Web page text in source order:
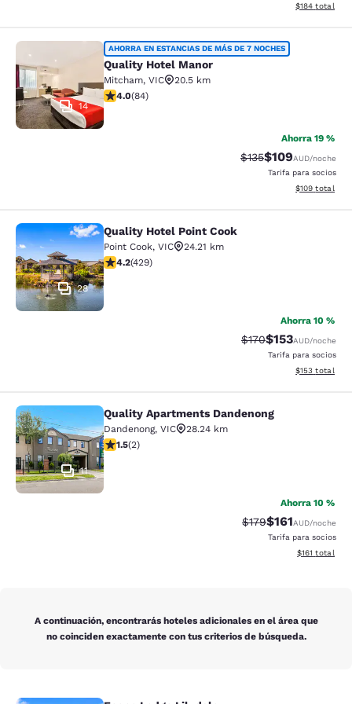
Ver detalles
$184 total
Quality Hotel Manor
14
AHORRA EN ESTANCIAS DE MÁS DE 7 NOCHES
Quality Hotel Manor
Mitcham, VIC
20.5 km
calificación de 3.95 estrellas. Bueno. 84 reseñas
4.0(84)
Ahorra 19 %
Precio tachado:
$135Precio con
$109AUD/noche
Tarifa para socios
Ver detalles
$109 total
Quality Hotel Point Cook
28
Quality Hotel Point Cook
Point Cook, VIC
24.21 km
calificación de 4.19 estrellas. Muy bueno. 429 reseñas
4.2(429)
Ahorra 10 %
Precio tachado:
$170Precio con
$153AUD/noche
Tarifa para socios
Ver detalles
$153 total
Quality Apartments Dandenong
11
Quality Apartments Dandenong
Dandenong, VIC
28.24 km
calificación de 1.5 estrellas. Feria. 2 reseñas
1.5(2)
Ahorra 10 %
Precio tachado:
$179Precio con
$161AUD/noche
Tarifa para socios
Ver detalles
$161 total
A continuación, encontrarás hoteles adicionales en el área que
no coinciden exactamente con tus criterios de búsqueda.